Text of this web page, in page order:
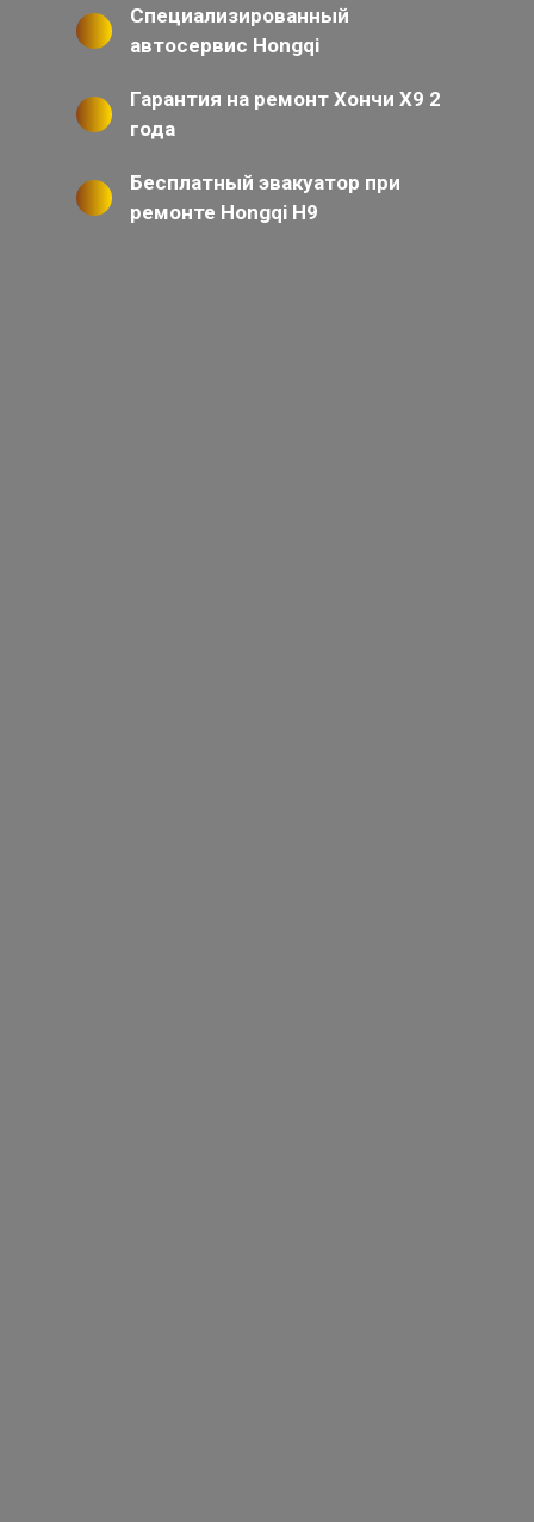
Специализированный
автосервис Hongqi
Гарантия на ремонт Хончи Х9 2
года
Бесплатный эвакуатор при
ремонте Hongqi H9